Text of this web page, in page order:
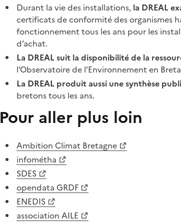
Durant la vie des installations, la DREAL
certificats de conformité des organismes
fonctionnement tous les ans pour les
d’achat.
La DREAL suit la disponibilité de la
l’Observatoire de l’Environnement en
La DREAL produit aussi une synthèse
bretons tous les ans.
Pour aller plus loin
Ambition Climat Bretagne
infométha
SDES
opendata GRDF
ENEDIS
association AILE